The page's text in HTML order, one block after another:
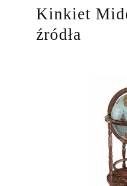
Kinkiet
źródła